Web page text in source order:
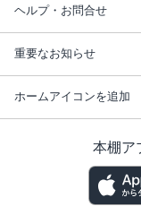
ヘルプ・お問合せ
重要なお知らせ
ホームアイコンを追加
本棚ア